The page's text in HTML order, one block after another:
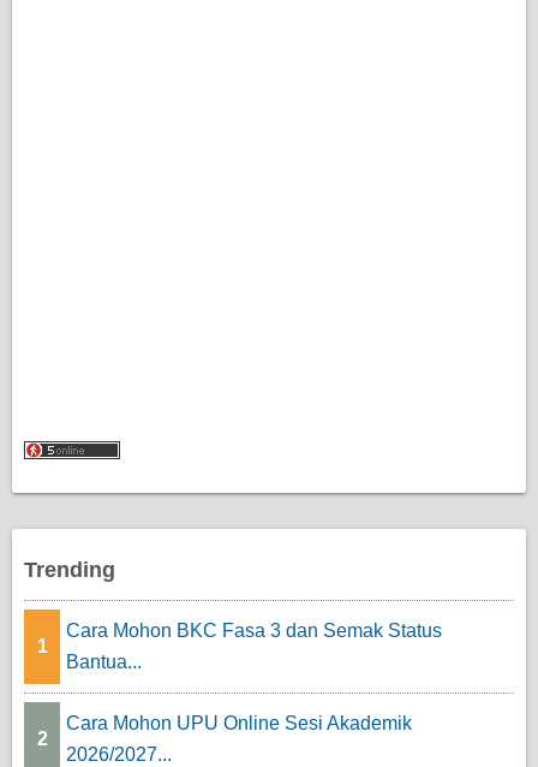
Trending
1
Cara Mohon BKC Fasa 3 dan Semak Status
Bantua...
2
Cara Mohon UPU Online Sesi Akademik
2026/2027...